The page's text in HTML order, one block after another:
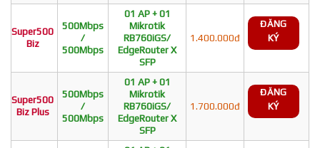
Super500
Biz
500Mbps
/
500Mbps
01 AP + 01
Mikrotik
RB760iGS/
EdgeRouter X
SFP
1.400.000đ
ĐĂNG
KÝ
Super500
Biz Plus
500Mbps
/
500Mbps
01 AP + 01
Mikrotik
RB760iGS/
EdgeRouter X
SFP
1.700.000đ
ĐĂNG
KÝ